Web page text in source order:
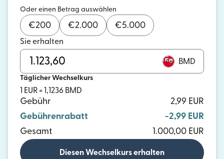
Oder einen Betrag auswählen
€200 €2.000 €5.000
Sie erhalten
BMD
Täglicher Wechselkurs
1 EUR = 1,1236 BMD
Gebühr
2,99 EUR
Gebührenrabatt
-2,99 EUR
Gesamt
1.000,00 EUR
Diesen Wechselkurs erhalten